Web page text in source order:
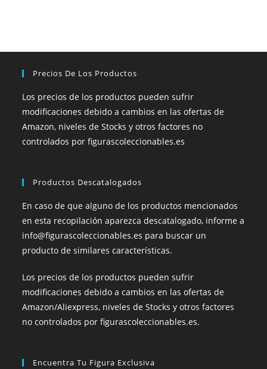
Precios De Los Productos
Los precios de los productos pueden sufrir
modificaciones debido a cambios en las ofertas de
Amazon, niveles de Stocks y otros factores no
controlados por figurascoleccionables.es
Productos Descatalogados
En caso de que alguno de los productos mencionados
en esta recopilación aparezca descatalogado, informe a
info@figurascoleccionables.es para buscar un
producto de similares características.
Los precios de los productos pueden sufrir
modificaciones debido a cambios en las ofertas de
Amazon/Aliexpress, niveles de Stocks y otros factores
no controlados por figurascoleccionables.es.
Encuentra Tu Figura Exclusiva